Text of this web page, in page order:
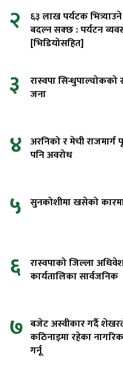
२
६३ लाख पर्यटक
बदल्न सक्छ : पर्यटन
[भिडियोसहित]
३
रास्वपा सिन्धुपाल्चोकको
जना
४ अरनिको र मेची
पनि अवरोध
५ सुनकोशीमा खसेको
६ रास्वपाको जिल्ला
कार्यतालिका सार्वजनिक
७ बजेट अस्वीकार गर्दै
कठिनाइमा रहेका
गर्नू